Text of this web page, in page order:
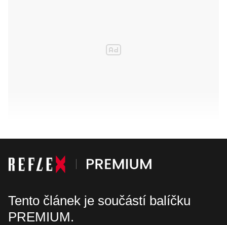
Tento článek je součástí balíčku
PREMIUM.